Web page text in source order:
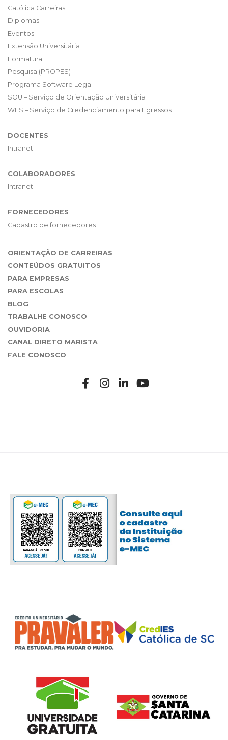
Católica Carreiras
Diplomas
Eventos
Extensão Universitária
Formatura
Pesquisa (PROPES)
Programa Software Legal
SOU – Serviço de Orientação Universitária
WES – Serviço de Credenciamento para Egressos
DOCENTES
Intranet
COLABORADORES
Intranet
FORNECEDORES
Cadastro de fornecedores
ORIENTAÇÃO DE CARREIRAS
CONTEÚDOS GRATUITOS
PARA EMPRESAS
PARA ESCOLAS
BLOG
TRABALHE CONOSCO
OUVIDORIA
CANAL DIRETO MARISTA
FALE CONOSCO